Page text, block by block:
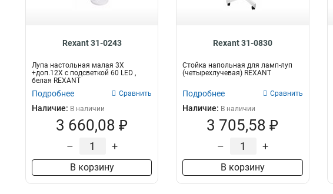
Rexant 31-0243
Лупа настольная малая 3Х
+доп.12Х с подсветкой 60 LED ,
белая REXANT
Подробнее Сравнить
Наличие: В наличии
3 660,08 ₽
– +
В корзину
Rexant 31-0830
Стойка напольная для ламп-луп
(четырехлучевая) REXANT
Подробнее Сравнить
Наличие: В наличии
3 705,58 ₽
– +
В корзину